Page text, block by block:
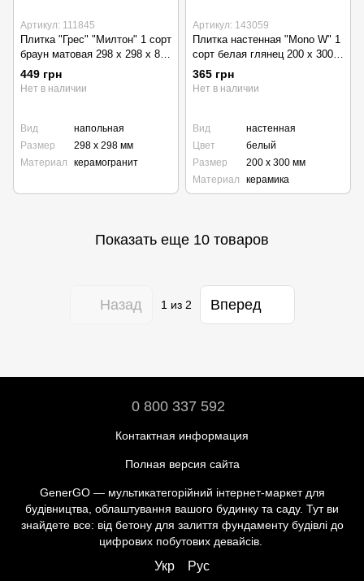
Артикул: 111845
Плитка "Грес" "Милтон" 1 сорт
браун матовая 298 х 298 х 8,5
мм
449 грн
Нет в наличии
Вид
напольная
Размер
298 х 298 мм
Материал
керамогранит
Артикул: 143059
Плитка настенная "Mono W" 1
сорт белая глянец 200 х 300 х
7 мм
365 грн
Нет в наличии
Вид
настенная
Цвет
белый
Размер
200 х 300 мм
Материал
керамика
Показать еще 10 товаров
Назад 1из 2 Вперед
0 800 337 592
Контактная информация
Полная версия сайта
GenerGO — мультикатегорійний інтернет-маркет для
будівництва, облаштування вашого будинку та саду. Тут ви
знайдете все: від бетону для залиття фундаменту будівлі до
цифрових побутових девайсів.
Укр Рус